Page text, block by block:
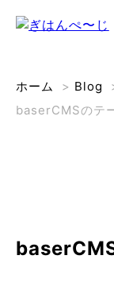
ホーム > Blog
baserCMSのテ